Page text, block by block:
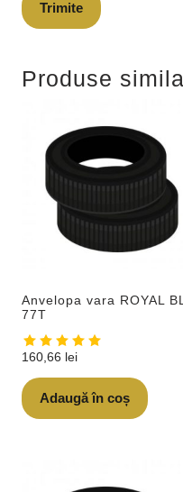
Produse
Anvelopa vara ROYAL
77T
160,66 lei
Adaugă în coș